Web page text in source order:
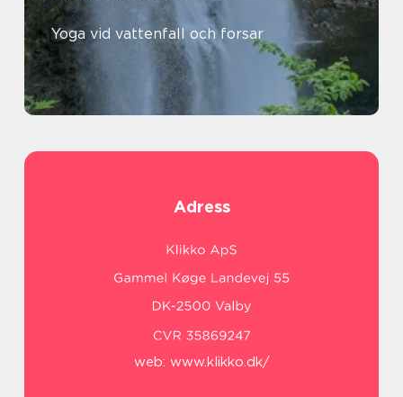
Yoga vid vattenfall och forsar
Adress
web: www.klikko.dk/